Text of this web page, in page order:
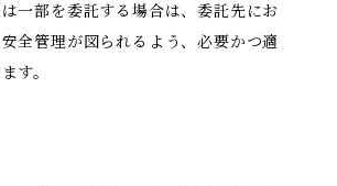
一部を委託する場合は、委託先にお
全管理が図られるよう、必要かつ適
す。